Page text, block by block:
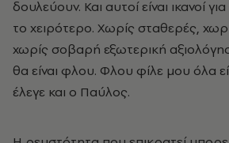
δουλεύουν. Και αυτοί είναι ικανοί
το χειρότερο. Χωρίς σταθερές,
χωρίς σοβαρή εξωτερική
θα είναι φλου. Φλου φίλε μου όλα
έλεγε και ο Παύλος.